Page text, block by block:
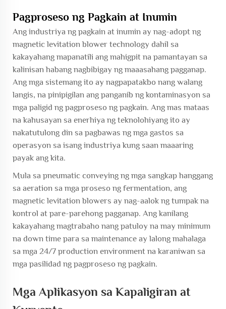
Pagproseso ng Pagkain at Inumin
Ang industriya ng pagkain at inumin ay nag-adopt ng
magnetic levitation blower technology dahil sa
kakayahang mapanatili ang mahigpit na pamantayan sa
kalinisan habang nagbibigay ng maaasahang pagganap.
Ang mga sistemang ito ay nagpapatakbo nang walang
langis, na pinipigilan ang panganib ng kontaminasyon sa
mga paligid ng pagproseso ng pagkain. Ang mas mataas
na kahusayan sa enerhiya ng teknolohiyang ito ay
nakatutulong din sa pagbawas ng mga gastos sa
operasyon sa isang industriya kung saan maaaring
payak ang kita.
Mula sa pneumatic conveying ng mga sangkap hanggang
sa aeration sa mga proseso ng fermentation, ang
magnetic levitation blowers ay nag-aalok ng tumpak na
kontrol at pare-parehong pagganap. Ang kanilang
kakayahang magtrabaho nang patuloy na may minimum
na down time para sa maintenance ay lalong mahalaga
sa mga 24/7 production environment na karaniwan sa
mga pasilidad ng pagproseso ng pagkain.
Mga Aplikasyon sa Kapaligiran at